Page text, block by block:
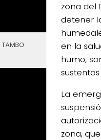
zona del
detener
en la
humo,
La
zona,
TAMBO